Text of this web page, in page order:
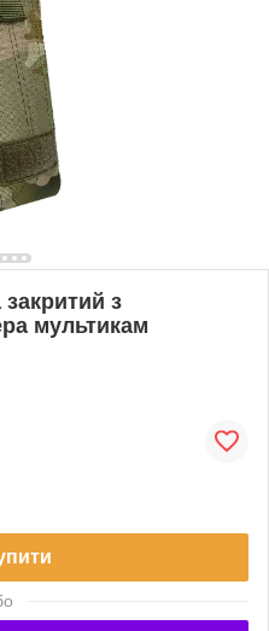
закритий з
мультикам